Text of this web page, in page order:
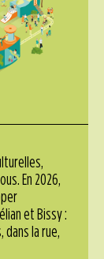
En 2026,
et Bissy :
la rue,